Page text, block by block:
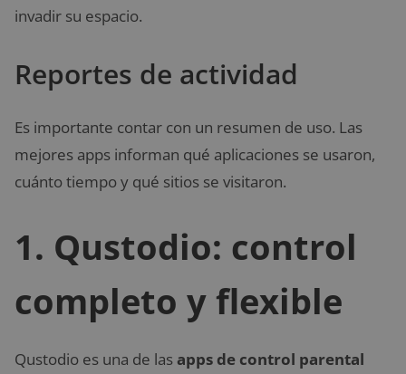
invadir su espacio.
Reportes de actividad
Es importante contar con un resumen de uso. Las
mejores apps informan qué aplicaciones se usaron,
cuánto tiempo y qué sitios se visitaron.
1. Qustodio: control
completo y flexible
Qustodio es una de las apps de control parental